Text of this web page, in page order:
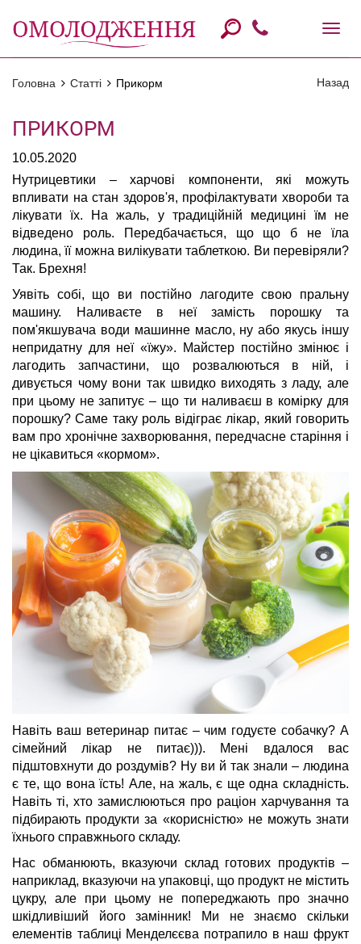
Назад
Головна Статті Прикорм
ПРИКОРМ
10.05.2020
Нутрицевтики – харчові компоненти, які можуть
впливати на стан здоров'я, профілактувати хвороби та
лікувати їх. На жаль, у традиційній медицині їм не
відведено роль. Передбачається, що що б не їла
людина, її можна вилікувати таблеткою. Ви перевіряли?
Так. Брехня!
Уявіть собі, що ви постійно лагодите свою пральну
машину. Наливаєте в неї замість порошку та
пом'якшувача води машинне масло, ну або якусь іншу
непридатну для неї «їжу». Майстер постійно змінює і
лагодить запчастини, що розвалюються в ній, і
дивується чому вони так швидко виходять з ладу, але
при цьому не запитує – що ти наливаєш в комірку для
порошку? Саме таку роль відіграє лікар, який говорить
вам про хронічне захворювання, передчасне старіння і
не цікавиться «кормом».
Навіть ваш ветеринар питає – чим годуєте собачку? А
сімейний лікар не питає))). Мені вдалося вас
підштовхнути до роздумів? Ну ви й так знали – людина
є те, що вона їсть! Але, на жаль, є ще одна складність.
Навіть ті, хто замислюються про раціон харчування та
підбирають продукти за «корисністю» не можуть знати
їхнього справжнього складу.
Нас обманюють, вказуючи склад готових продуктів –
наприклад, вказуючи на упаковці, що продукт не містить
цукру, але при цьому не попереджають про значно
шкідливіший його замінник! Ми не знаємо скільки
елементів таблиці Менделєєва потрапило в наш фрукт